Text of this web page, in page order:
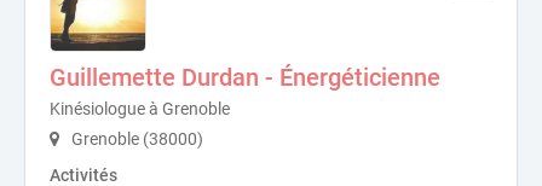
Guillemette Durdan - Énergéticienne
Kinésiologue à Grenoble
Grenoble (38000)
Activités